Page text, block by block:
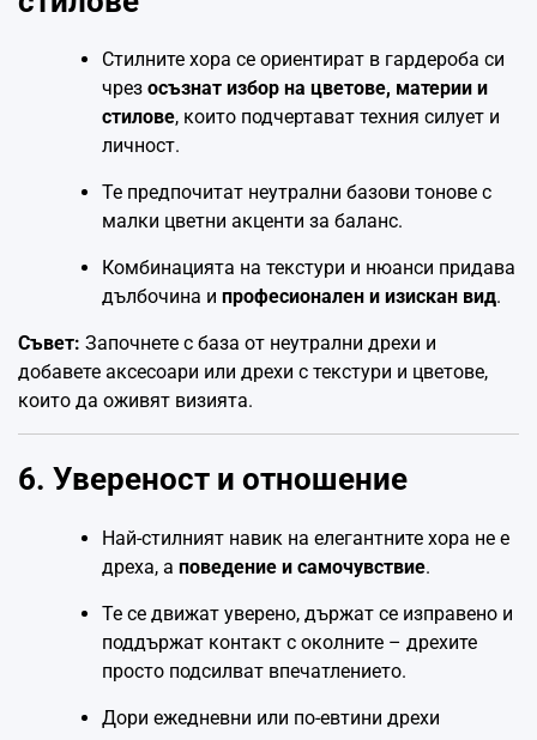
Стилните хора се ориентират в гардероба си
чрез осъзнат избор на цветове, материи и
стилове, които подчертават техния силует и
личност.
Те предпочитат неутрални базови тонове с
малки цветни акценти за баланс.
Комбинацията на текстури и нюанси придава
дълбочина и професионален и изискан вид.
Съвет: Започнете с база от неутрални дрехи и
добавете аксесоари или дрехи с текстури и цветове,
които да оживят визията.
6. Увереност и отношение
Най-стилният навик на елегантните хора не е
дреха, а поведение и самочувствие.
Те се движат уверено, държат се изправено и
поддържат контакт с околните – дрехите
просто подсилват впечатлението.
Дори ежедневни или по-евтини дрехи